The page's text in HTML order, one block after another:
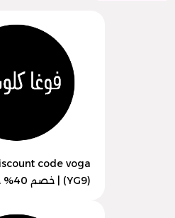
(YG9) | خصم 40% حصري